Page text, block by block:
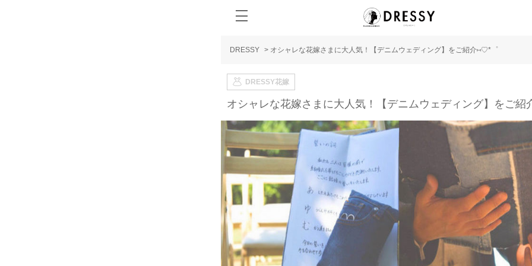
DRESSY > オシャレな花嫁さまに大人気！【デニムウェディング】をご紹介‎⑅♡*゜
DRESSY花嫁
オシャレな花嫁さまに大人気！【デニムウェディング】をご